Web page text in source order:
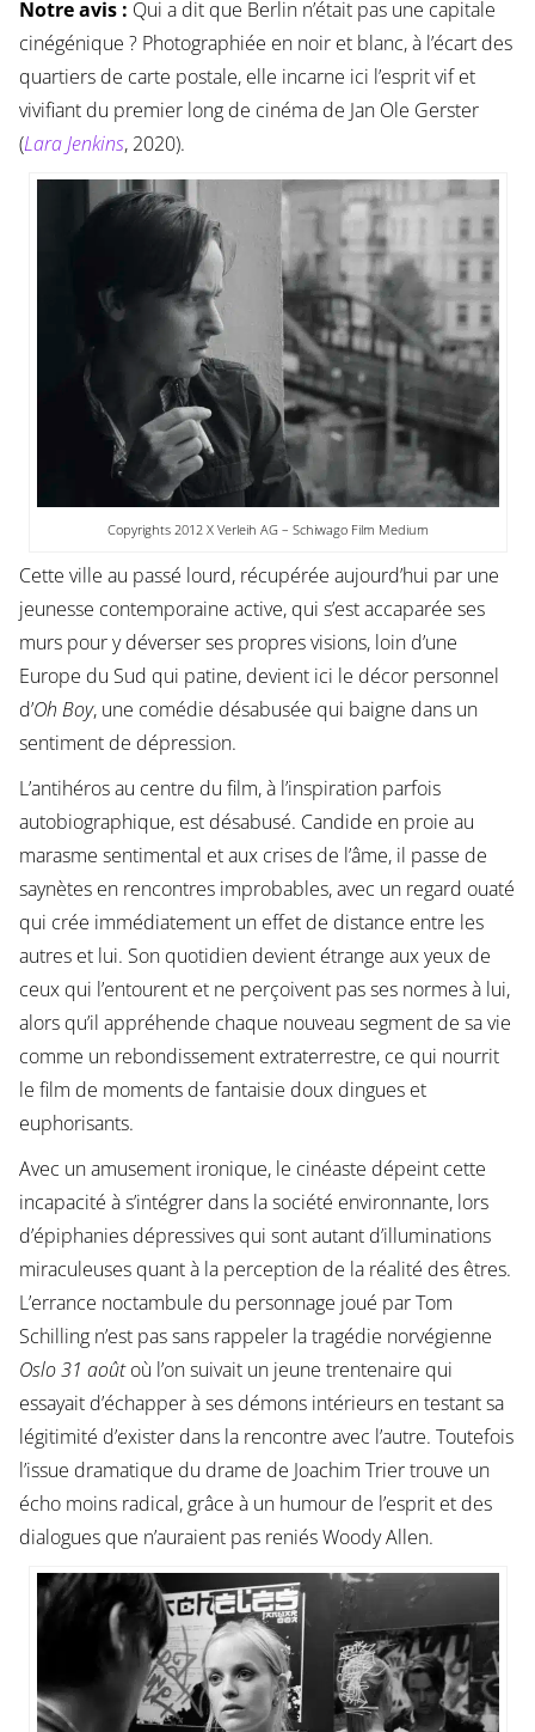
Notre avis : Qui a dit que Berlin n’était pas une capitale
cinégénique ? Photographiée en noir et blanc, à l’écart des
quartiers de carte postale, elle incarne ici l’esprit vif et
vivifiant du premier long de cinéma de Jan Ole Gerster
(Lara Jenkins, 2020).
Copyrights 2012 X Verleih AG – Schiwago Film Medium
Cette ville au passé lourd, récupérée aujourd’hui par une
jeunesse contemporaine active, qui s’est accaparée ses
murs pour y déverser ses propres visions, loin d’une
Europe du Sud qui patine, devient ici le décor personnel
d’Oh Boy, une comédie désabusée qui baigne dans un
sentiment de dépression.
L’antihéros au centre du film, à l’inspiration parfois
autobiographique, est désabusé. Candide en proie au
marasme sentimental et aux crises de l’âme, il passe de
saynètes en rencontres improbables, avec un regard ouaté
qui crée immédiatement un effet de distance entre les
autres et lui. Son quotidien devient étrange aux yeux de
ceux qui l’entourent et ne perçoivent pas ses normes à lui,
alors qu’il appréhende chaque nouveau segment de sa vie
comme un rebondissement extraterrestre, ce qui nourrit
le film de moments de fantaisie doux dingues et
euphorisants.
Avec un amusement ironique, le cinéaste dépeint cette
incapacité à s’intégrer dans la société environnante, lors
d’épiphanies dépressives qui sont autant d’illuminations
miraculeuses quant à la perception de la réalité des êtres.
L’errance noctambule du personnage joué par Tom
Schilling n’est pas sans rappeler la tragédie norvégienne
Oslo 31 aoûtoù l’on suivait un jeune trentenaire qui
essayait d’échapper à ses démons intérieurs en testant sa
légitimité d’exister dans la rencontre avec l’autre. Toutefois
l’issue dramatique du drame de Joachim Trier trouve un
écho moins radical, grâce à un humour de l’esprit et des
dialogues que n’auraient pas reniés Woody Allen.